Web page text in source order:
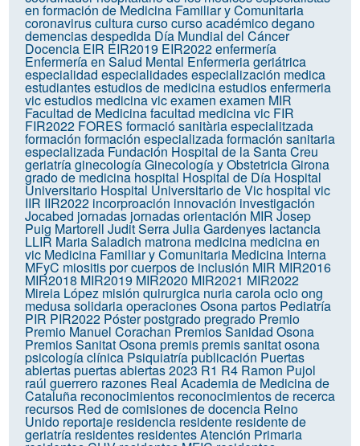
en formación de Medicina Familiar y Comunitaria
coronavirusculturacursocurso académicodegano
demenciasdespedida Día Mundial del Cáncer
Docencia EIR EIR2019 EIR2022enfermería
Enfermería en Salud Mental Enfermeria geriátrica
especialidad especialidadesespecialización medica
estudiantesestudios de medicinaestudios enfermeria
vicestudios medicina vicexamen examen MIR
Facultad de Medicinafacultad medicina vic FIR
FIR2022 FORES formació sanitària especialitzada
formación formación especializadaformación sanitaria
especializada Fundación Hospital de la Santa Creu
geriatríaginecologíaGinecología y ObstetriciaGirona
grado de medicina hospital Hospital de Día Hospital
Universitario Hospital Universitario de Vic hospital vic
IIR IIR2022 incorproación innovación investigación
Jocabed jornadas jornadas orientación MIR Josep
Puig Martorell Judit SerraJulia Gardenyes lactancia
LLIR Maria Saladich matrona medicina medicina en
vic Medicina Familiar y Comunitaria Medicina Interna
MFyC miositis por cuerpos de inclusión MIR MIR2016
MIR2018 MIR2019 MIR2020 MIR2021 MIR2022
Mireia López misión quirurgica nuria carolaocioong
medusa solidariaoperacionesOsonapartos Pediatría
PIR PIR2022 Pósterpostgradopregrado Premio
Premio Manuel Corachan Premios Sanidad Osona
Premios Sanitat Osonapremispremis sanitat osona
psicología clínica Psiquiatríapublicación Puertas
abiertaspuertas abiertas 2023 R1 R4 Ramon Pujol
raúl guerrero razones Real Academia de Medicina de
Cataluña reconocimientos reconocimientos de recerca
recursos Red de comisiones de docencia Reino
Unido reportaje residencia residente residente de
geriatríaresidentes residentes Atención Primaria